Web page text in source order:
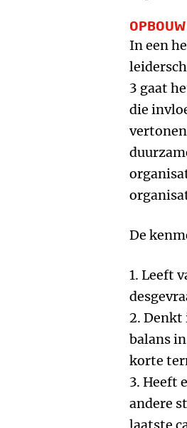
OPBOUW
In een
3 gaat
die
De
1. Leeft
2. Denkt
balans
korte
3. Heeft
andere